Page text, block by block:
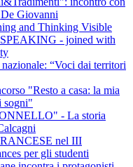
Giovanni
and Thinking Visible
- joined with
“Voci dai territori
"Resto a casa: la mia
sogni"
- La storia
nel III
per gli studenti